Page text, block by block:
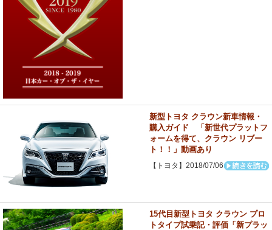
新型トヨタ クラウン新車情報・
購入ガイド 「新世代プラットフ
ォームを得て、クラウン リブー
ト！！」動画あり
【トヨタ】2018/07/06
15代目新型トヨタ クラウン プロ
トタイプ試乗記・評価「新プラッ